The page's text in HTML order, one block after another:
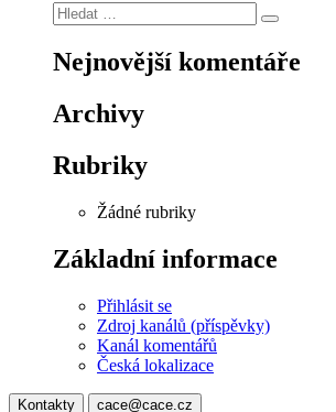
Hledat:
Hledání
Nejnovější komentáře
Archivy
Rubriky
Žádné rubriky
Základní informace
Přihlásit se
Zdroj kanálů (příspěvky)
Kanál komentářů
Česká lokalizace
Kontakty cace@cace.cz